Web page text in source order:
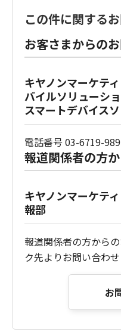
この件に関する
お客さまからの
キヤノンマーケテ
バイルソリューシ
スマートデバイス
電話番号 03-6719-
報道関係者の方
キヤノンマーケテ
報部
報道関係者の方から
ク先よりお問い合わせ
お